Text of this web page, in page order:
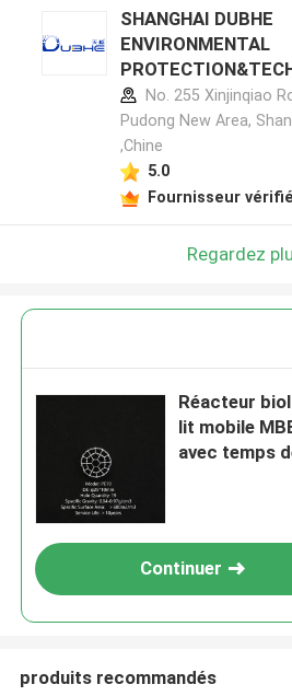
SHANGHAI DUBHE
ENVIRONMENTAL
Y CO.,LTD profil du
No. 255 Xinjinqiao
Pudong New Area,
,Chine
5.0
Fournisseur vérifié
Regardez
Réacteur
lit mobile
avec temps
Continuer
produits recommandés